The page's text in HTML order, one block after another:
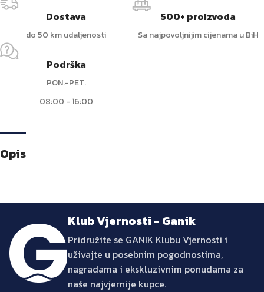
Dostava
do 50 km udaljenosti
500+ proizvoda
Sa najpovoljnijim cijenama u BiH
Podrška
PON.-PET.
08:00 - 16:00
Opis
Klub Vjernosti - Ganik
Pridružite se GANIK Klubu Vjernosti i
uživajte u posebnim pogodnostima,
nagradama i ekskluzivnim ponudama za
naše najvjernije kupce.